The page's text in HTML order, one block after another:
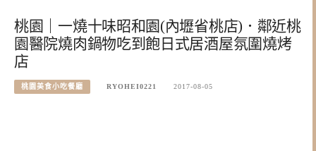
桃園｜一燒十味昭和園(內壢省桃店)．鄰近桃
園醫院燒肉鍋物吃到飽日式居酒屋氛圍燒烤
店
桃園美食小吃餐廳 RYOHEI0221 2017-08-05